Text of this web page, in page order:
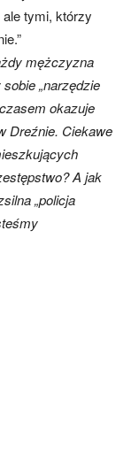
tymi, którzy
mężczyzna
„narzędzie
okazuje
Dreźnie. Ciekawe
A jak
„policja